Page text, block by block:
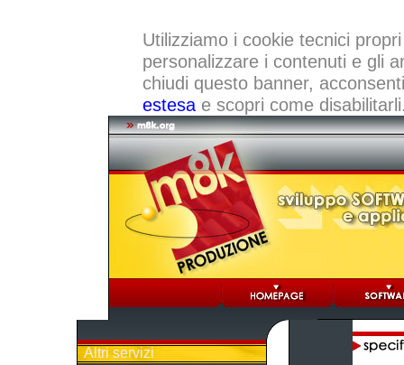
Utilizziamo i cookie tecnici
personalizzare i contenuti e gli
chiudi questo banner,
estesae scopri come
Altri servizi